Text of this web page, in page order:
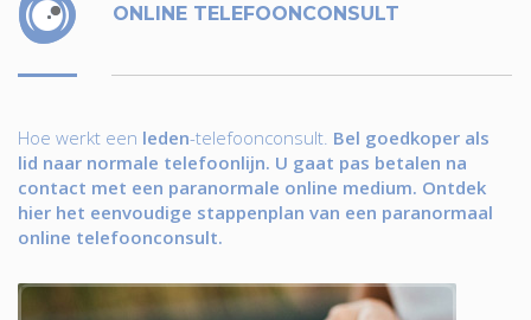
ONLINE TELEFOONCONSULT
Hoe werkt een leden-telefoonconsult. Bel goedkoper als
lid naar normale telefoonlijn. U gaat pas betalen na
contact met een paranormale online medium. Ontdek
hier het eenvoudige stappenplan van een paranormaal
online telefoonconsult.